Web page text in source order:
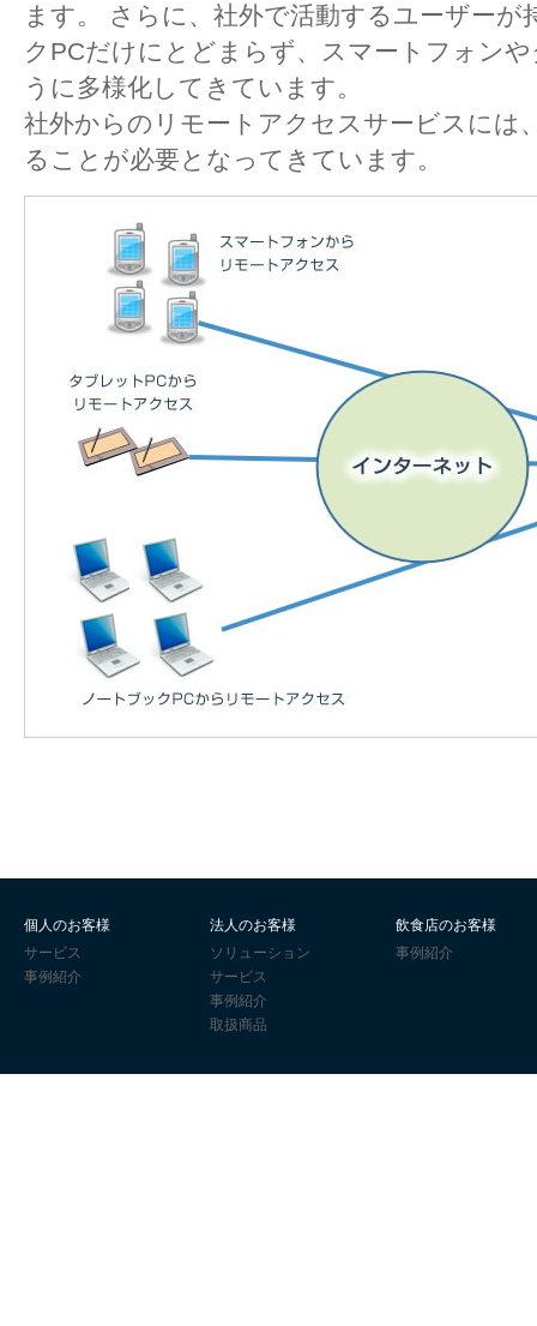
ます。 さらに、社外で活動するユーザーが
クPCだけにとどまらず、スマートフォン
うに多様化してきています。
社外からのリモートアクセスサービスには
ることが必要となってきています。
個人のお客様
サービス
事例紹介
法人のお客様
ソリューション
サービス
事例紹介
取扱商品
飲食店のお客様
事例紹介